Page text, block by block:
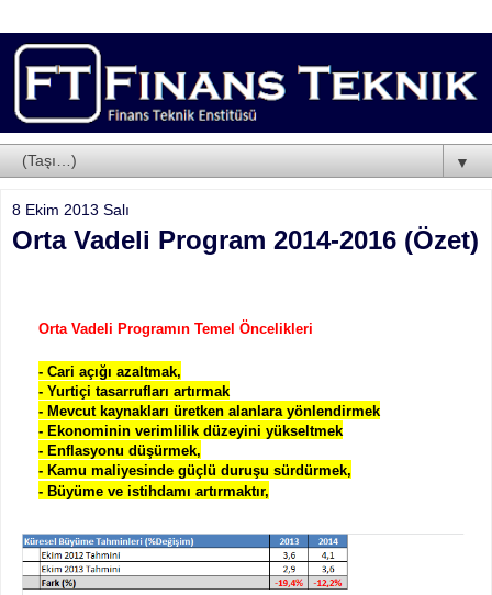
▼
8 Ekim 2013 Salı
Orta Vadeli Program 2014-2016 (Özet)
Orta Vadeli Programın Temel Öncelikleri
- Cari açığı azaltmak,
- Yurtiçi tasarrufları artırmak
- Mevcut kaynakları üretken alanlara yönlendirmek
- Ekonominin verimlilik düzeyini yükseltmek
- Enflasyonu düşürmek,
- Kamu maliyesinde güçlü duruşu sürdürmek,
- Büyüme ve istihdamı artırmaktır,